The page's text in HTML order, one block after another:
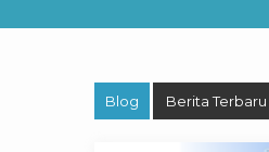
Blog Berita Terbaru